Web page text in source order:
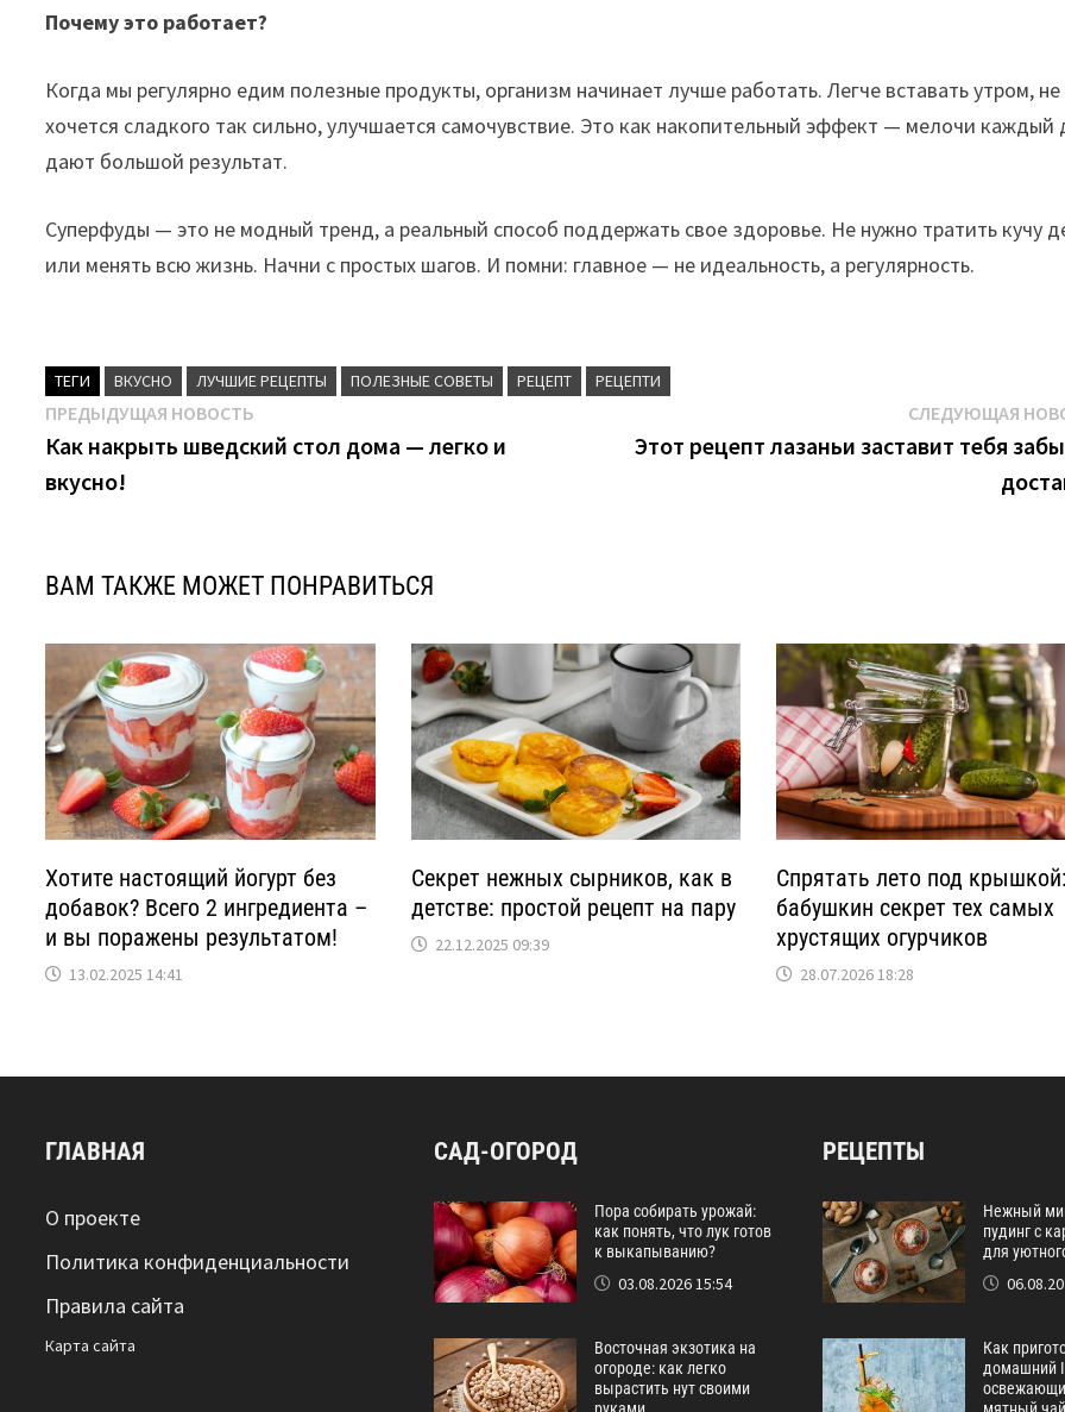
Почему это работает?
Когда мы регулярно едим полезные продукты, организм начинает лучше работать. Легче вставать утром, не
хочется сладкого так сильно, улучшается самочувствие. Это как накопительный эффект — мелочи каждый
дают большой результат.
Суперфуды — это не модный тренд, а реальный способ поддержать свое здоровье. Не нужно тратить кучу
или менять всю жизнь. Начни с простых шагов. И помни: главное — не идеальность, а регулярность.
ТЕГИ ВКУСНО ЛУЧШИЕ РЕЦЕПТЫ ПОЛЕЗНЫЕ СОВЕТЫ РЕЦЕПТ РЕЦЕПТИ
Навигация
по
записям
ПРЕДЫДУЩАЯ НОВОСТЬ
новость:
Как накрыть шведский стол дома — легко и
вкусно!
СЛЕДУЮЩАЯ
Этот рецепт лазаньи заставит тебя
ВАМ ТАКЖЕ МОЖЕТ ПОНРАВИТЬСЯ
Хотите настоящий йогурт без
добавок? Всего 2 ингредиента –
и вы поражены результатом!
13.02.2025 14:41
Секрет нежных сырников, как в
детстве: простой рецепт на пару
22.12.2025 09:39
Спрятать лето под крышкой:
бабушкин секрет тех самых
хрустящих огурчиков
28.07.2026 18:28
ГЛАВНАЯ
О проекте
Политика конфиденциальности
Правила сайта
Карта сайта
САД-ОГОРОД
Пора собирать урожай:
как понять, что лук готов
к выкапыванию?
03.08.2026 15:54
Восточная экзотика на
огороде: как легко
вырастить нут своими
РЕЦЕПТЫ
Нежный
пудинг с
для
Как
домашний